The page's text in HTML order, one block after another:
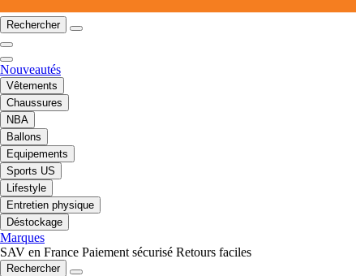
Rechercher
Nouveautés
Vêtements
Chaussures
NBA
Ballons
Equipements
Sports US
Lifestyle
Entretien physique
Déstockage
Marques
SAV en France Paiement sécurisé Retours faciles
Rechercher